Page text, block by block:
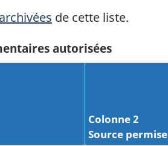
de cette liste.
autorisées
Colonne 2
Source permise